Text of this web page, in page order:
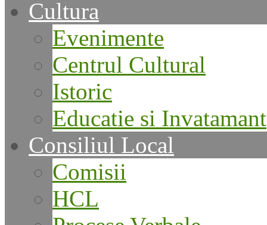
Cultura
Evenimente
Centrul Cultural
Istoric
Educatie si Invatamant
Consiliul Local
Comisii
HCL